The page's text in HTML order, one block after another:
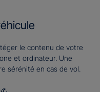
le contenu de votre
et ordinateur. Une
sérénité en cas de vol.